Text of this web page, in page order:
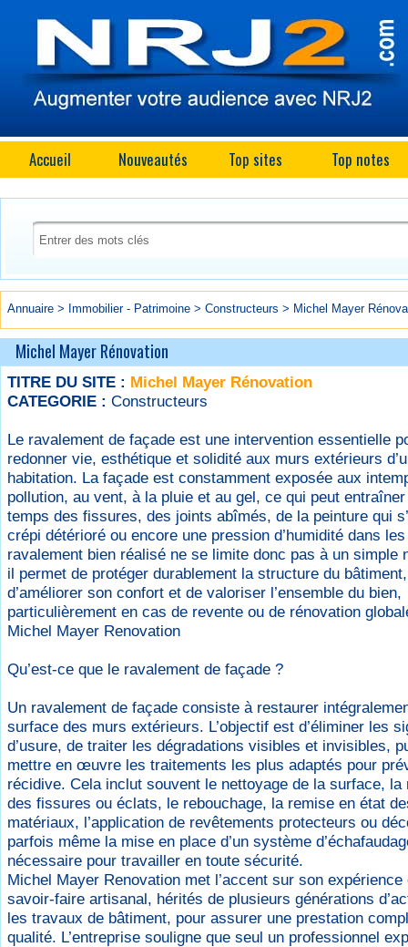
Accueil Nouveautés Top sites Top notes
Annuaire > Immobilier - Patrimoine > Constructeurs > Michel Mayer
Michel Mayer Rénovation
TITRE DU SITE : Michel Mayer Rénovation
CATEGORIE : Constructeurs
Le ravalement de façade est une intervention essentielle
redonner vie, esthétique et solidité aux murs extérieurs
habitation. La façade est constamment exposée aux
pollution, au vent, à la pluie et au gel, ce qui peut
temps des fissures, des joints abîmés, de la peinture qui
crépi détérioré ou encore une pression d’humidité dans
ravalement bien réalisé ne se limite donc pas à un simple
il permet de protéger durablement la structure du bâtiment,
d’améliorer son confort et de valoriser l’ensemble du bien,
particulièrement en cas de revente ou de rénovation
Michel Mayer Renovation
Qu’est-ce que le ravalement de façade ?
Un ravalement de façade consiste à restaurer
surface des murs extérieurs. L’objectif est d’éliminer les
d’usure, de traiter les dégradations visibles et invisibles,
mettre en œuvre les traitements les plus adaptés pour
récidive. Cela inclut souvent le nettoyage de la surface, la
des fissures ou éclats, le rebouchage, la remise en état
matériaux, l’application de revêtements protecteurs ou
parfois même la mise en place d’un système
nécessaire pour travailler en toute sécurité.
Michel Mayer Renovation met l’accent sur son expérience
savoir-faire artisanal, hérités de plusieurs générations
les travaux de bâtiment, pour assurer une prestation
qualité. L’entreprise souligne que seul un professionnel